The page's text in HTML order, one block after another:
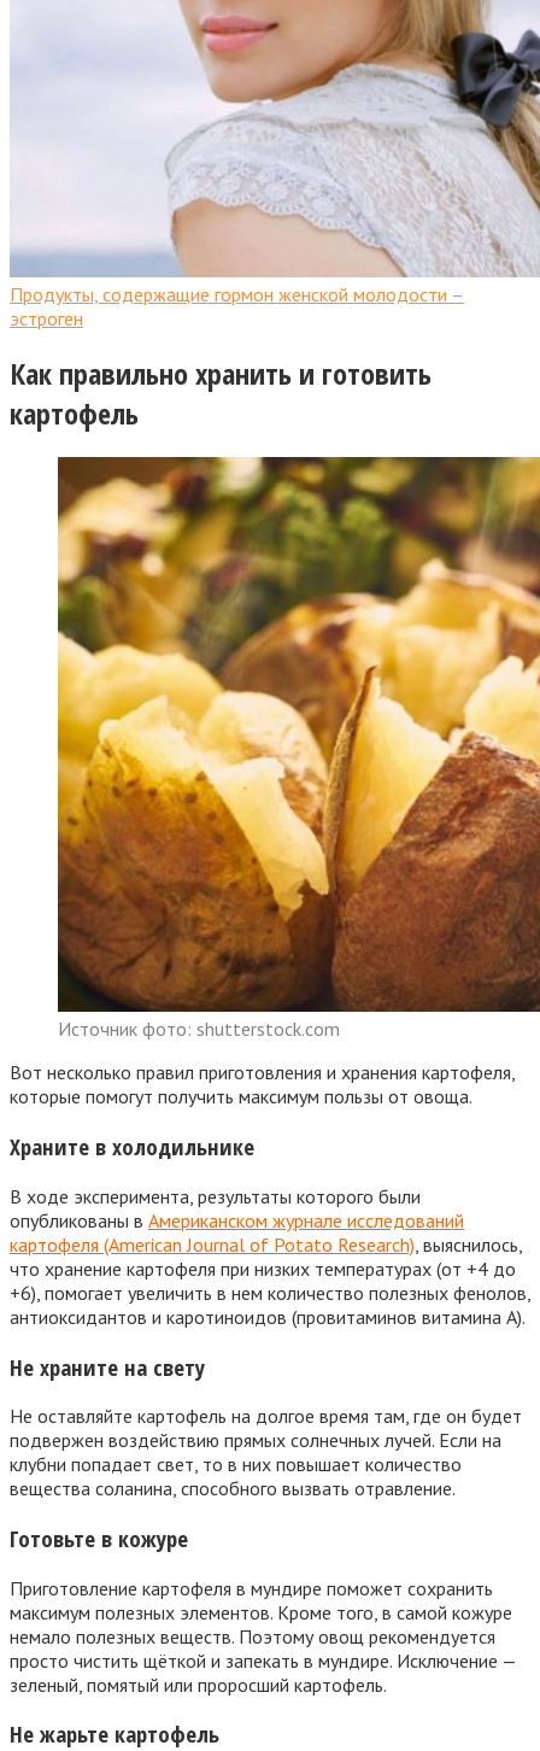
Продукты, содержащие гормон женской молодости –
эстроген
Как правильно хранить и готовить
картофель
Источник фото: shutterstock.com
Вот несколько правил приготовления и хранения картофеля,
которые помогут получить максимум пользы от овоща.
Храните в холодильнике
В ходе эксперимента, результаты которого были
опубликованы в Американском журнале исследований
картофеля (American Journal of Potato Research) , выяснилось,
что хранение картофеля при низких температурах (от +4 до
+6), помогает увеличить в нем количество полезных фенолов,
антиоксидантов и каротиноидов (провитаминов витамина А).
Не храните на свету
Не оставляйте картофель на долгое время там, где он будет
подвержен воздействию прямых солнечных лучей. Если на
клубни попадает свет, то в них повышает количество
вещества соланина, способного вызвать отравление.
Готовьте в кожуре
Приготовление картофеля в мундире поможет сохранить
максимум полезных элементов. Кроме того, в самой кожуре
немало полезных веществ. Поэтому овощ рекомендуется
просто чистить щёткой и запекать в мундире. Исключение —
зеленый, помятый или проросший картофель.
Не жарьте картофель